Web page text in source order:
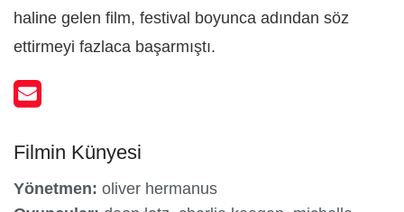
haline gelen film, festival boyunca adından söz
ettirmeyi fazlaca başarmıştı.
Filmin Künyesi
Yönetmen: oliver hermanus